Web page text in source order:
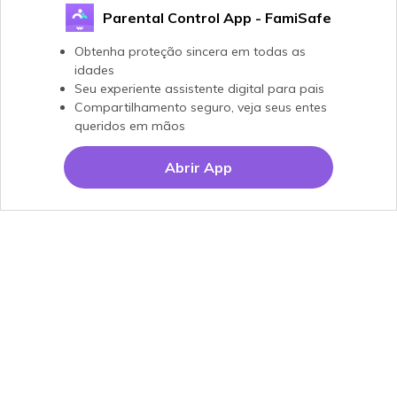
Parental Control App - FamiSafe
Obtenha proteção sincera em todas as
idades
Seu experiente assistente digital para pais
Compartilhamento seguro, veja seus entes
queridos em mãos
Abrir App